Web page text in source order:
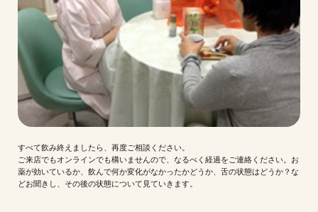
すべて飲み終えましたら、再度ご相談ください。
ご来店でもオンラインでも構いませんので、なるべく経過をご連絡ください。お
薬が効いているか、飲んで何か変化がなかったかどうか、舌の状態はどうか？な
どお聞きし、その後の状態について見ていきます。